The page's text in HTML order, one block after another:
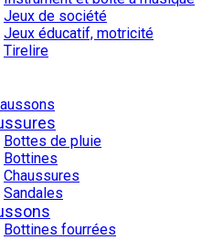
Jeux de société
Jeux éducatif, motricité
Tirelire
Bottes de pluie
Bottines
Chaussures
Sandales
Bottines fourrées